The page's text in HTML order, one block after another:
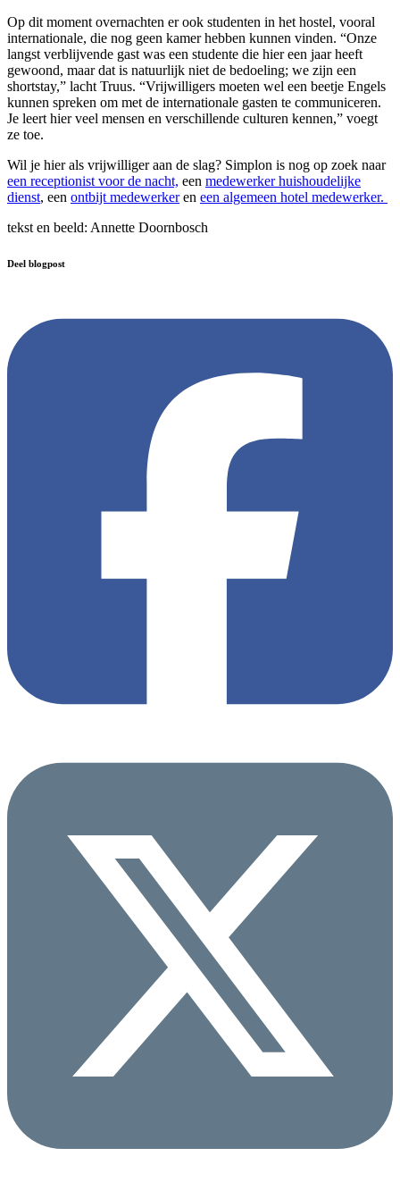
Op dit moment overnachten er ook studenten in het hostel, vooral
internationale, die nog geen kamer hebben kunnen vinden. “Onze
langst verblijvende gast was een studente die hier een jaar heeft
gewoond, maar dat is natuurlijk niet de bedoeling; we zijn een
shortstay,” lacht Truus. “Vrijwilligers moeten wel een beetje Engels
kunnen spreken om met de internationale gasten te communiceren.
Je leert hier veel mensen en verschillende culturen kennen,” voegt
ze toe.
Wil je hier als vrijwilliger aan de slag? Simplon is nog op zoek naar
een receptionist voor de nacht, een medewerker huishoudelijke
dienst, een ontbijt medewerkeren een algemeen hotel medewerker.
tekst en beeld: Annette Doornbosch
Deel blogpost